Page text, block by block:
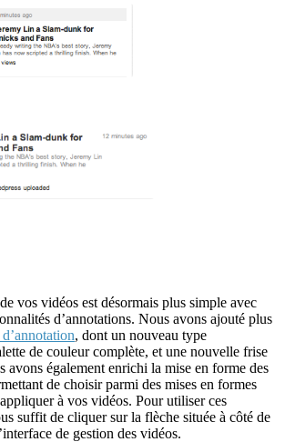
vos vidéos est désormais plus simple avec
d’annotations. Nous avons ajouté plus
, dont un nouveau type
de couleur complète, et une nouvelle frise
avons également enrichi la mise en forme des
de choisir parmi des mises en formes
à vos vidéos. Pour utiliser ces
suffit de cliquer sur la flèche située à côté de
de gestion des vidéos.